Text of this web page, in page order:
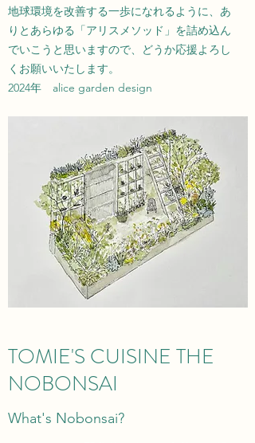
地球環境を改善する一歩になれるように、あ
りとあらゆる「アリスメソッド」を詰め込ん
でいこうと思いますので、どうか応援よろし
くお願いいたします。
2024年 alice garden design
​TOMIE'S CUISINE THE
NOBONSAI
What's Nobonsai?